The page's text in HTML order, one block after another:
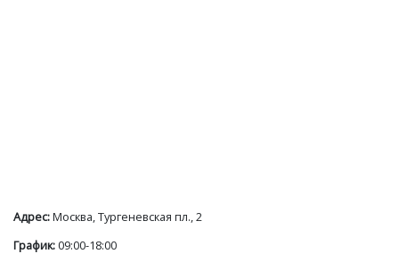
Адрес:Москва, Тургеневская пл., 2
График:09:00-18:00